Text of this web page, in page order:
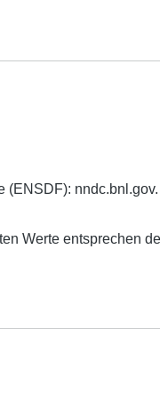
(ENSDF):
Werte entsprechen